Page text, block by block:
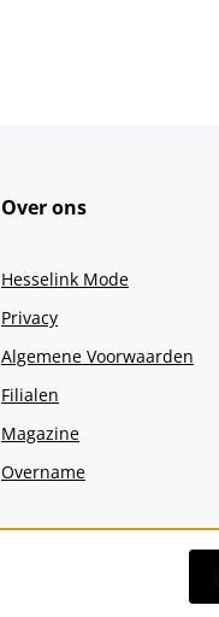
Over ons
Hesselink Mode
Privacy
Algemene Voorwaarden
Filialen
Magazine
Overname